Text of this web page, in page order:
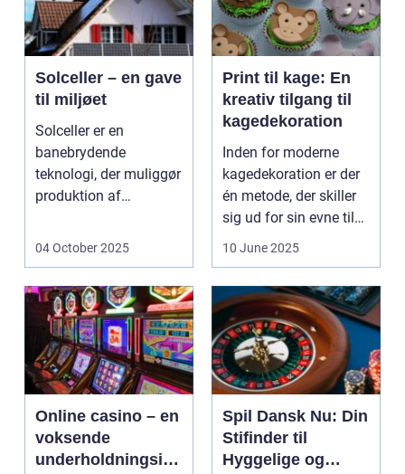
Solceller – en gave
til miljøet
Solceller er en
banebrydende
teknologi, der muliggør
produktion af
udnytt...
04 October 2025
Print til kage: En
kreativ tilgang til
kagedekoration
Inden for moderne
kagedekoration er der
én metode, der skiller
sig ud for sin evne til
at bri...
10 June 2025
Online casino – en
voksende
underholdningsind
Spil Dansk Nu: Din
Stifinder til
Hyggelige og